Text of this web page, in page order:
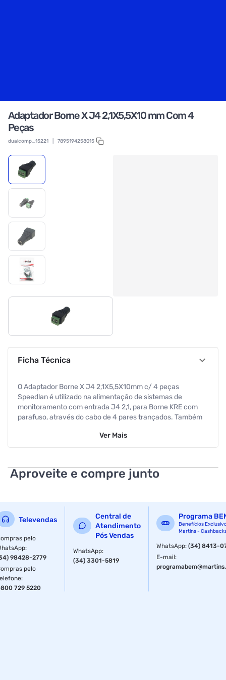
Adaptador Borne X J4 2,1X5,5X10 mm Com 4
Peças
dualcomp_15221 7895194258015
Ficha Técnica
O Adaptador Borne X J4 2,1X5,5X10mm c/ 4 peças
Speedlan é utilizado na alimentação de sistemas de
monitoramento com entrada J4 2,1, para Borne KRE com
parafuso, através do cabo de 4 pares trançados. Também
Marca: Speedlan Conectores: Borne x Fêmea "Jack" J4
Material constitutivo: Plásticos e metais Quantidade: 4
peças
Ver Mais
Aproveite e compre junto
Televendas
pelo
:
98428-2779
pelo
:
729 5220
Central de
Atendimento
Pós Vendas
WhatsApp:
(34) 3301-5819
Programa
Benefícios
Martins -
WhatsApp:(34) 8413-
E-mail: